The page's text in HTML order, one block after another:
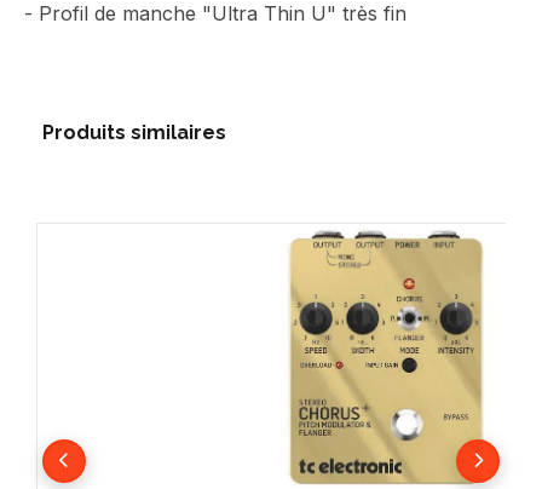
- Profil de manche "Ultra Thin U" très fin
Produits similaires